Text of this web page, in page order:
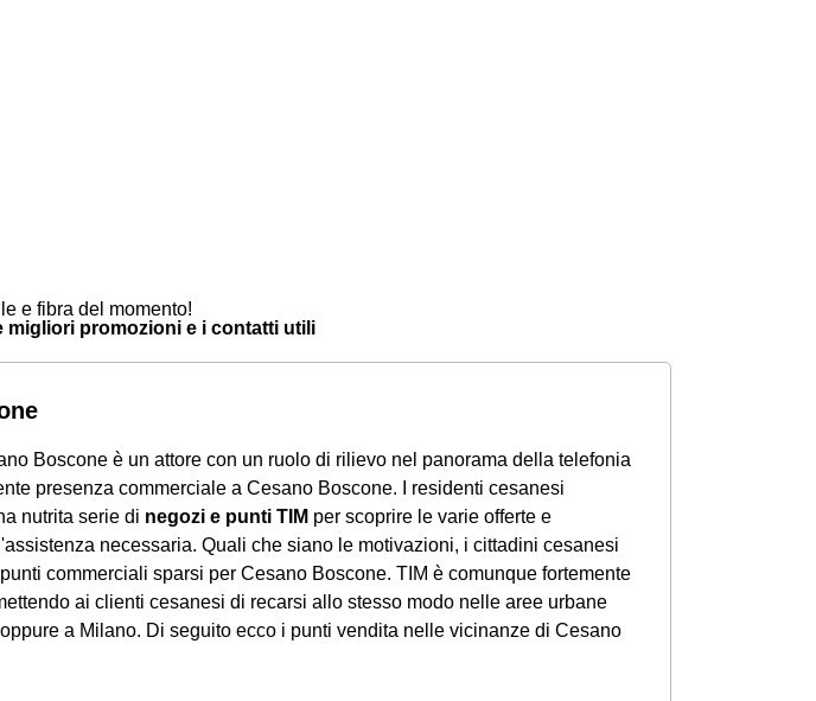
e fibra del momento!
migliori promozioni e i contatti utili
Boscone è un attore con un ruolo di rilievo nel panorama della telefonia
presenza commerciale a Cesano Boscone. I residenti cesanesi
nutrita serie di negozi e punti TIM per scoprire le varie offerte e
necessaria. Quali che siano le motivazioni, i cittadini cesanesi
commerciali sparsi per Cesano Boscone. TIM è comunque fortemente
ai clienti cesanesi di recarsi allo stesso modo nelle aree urbane
a Milano. Di seguito ecco i punti vendita nelle vicinanze di Cesano